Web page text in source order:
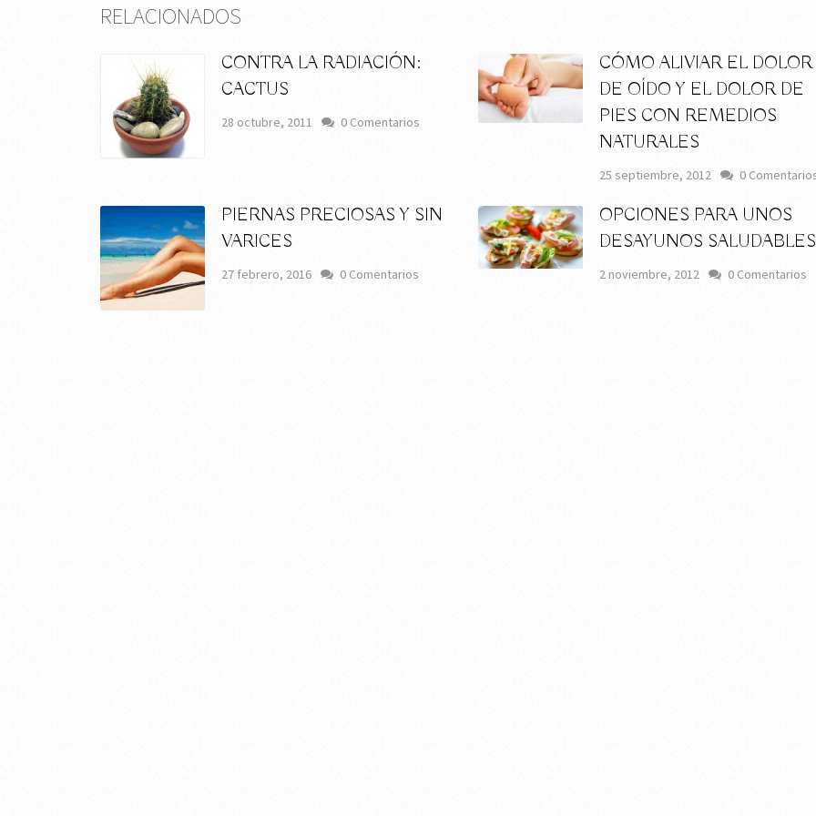
RELACIONADOS
CONTRA LA RADIACIÓN:
CACTUS
28 octubre, 2011 0 Comentarios
CÓMO ALIVIAR EL DOLOR
DE OÍDO Y EL DOLOR DE
PIES CON REMEDIOS
NATURALES
25 septiembre, 2012 0
PIERNAS PRECIOSAS Y SIN
VARICES
27 febrero, 2016 0 Comentarios
OPCIONES PARA UNOS
DESAYUNOS SALUDABLES
2 noviembre, 2012 0 Comentarios